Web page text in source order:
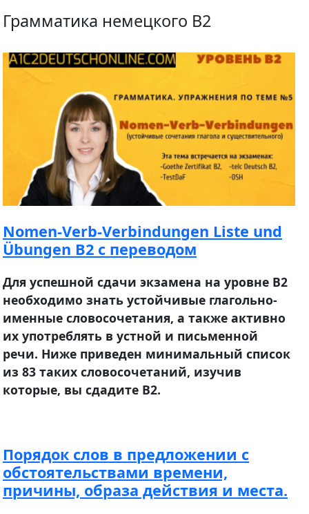
Грамматика немецкого B2
Nomen-Verb-Verbindungen Liste und
Übungen B2 с переводом
Для успешной сдачи экзамена на уровне В2
необходимо знать устойчивые глагольно-
именные словосочетания, а также активно
их употреблять в устной и письменной
речи. Ниже приведен минимальный список
из 83 таких словосочетаний, изучив
которые, вы сдадите В2.
Порядок слов в предложении с
обстоятельствами времени,
причины, образа действия и места.